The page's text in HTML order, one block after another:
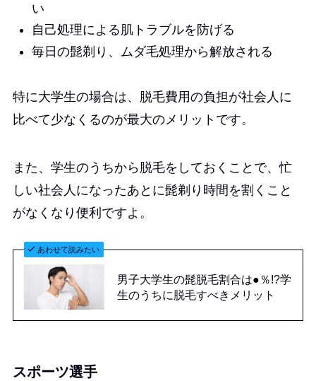
い
自己処理による肌トラブルを防げる
毎日の髭剃り、ムダ毛処理から解放される
特に大学生の場合は、脱毛費用の負担が社会人に
比べて少なくるのが最大のメリットです。
また、学生のうちから脱毛をしておくことで、忙
しい社会人になったあとに髭剃り時間を割くこと
がなくなり便利ですよ。
あわせて読みたい
男子大学生の髭脱毛割合は●％!?学
生のうちに脱毛すべきメリット
スポーツ選手